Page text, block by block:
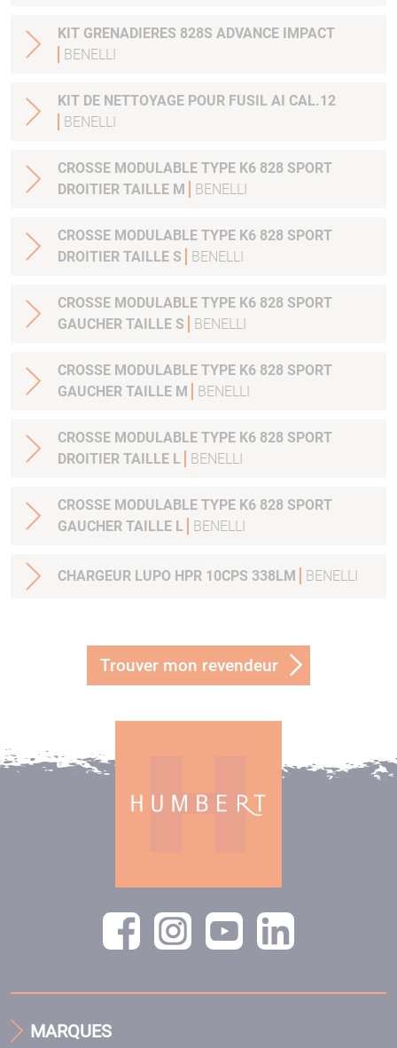
KIT GRENADIERES 828S ADVANCE IMPACT
BENELLI
KIT DE NETTOYAGE POUR FUSIL AI CAL.12
BENELLI
CROSSE MODULABLE TYPE K6 828 SPORT
DROITIER TAILLE M
BENELLI
CROSSE MODULABLE TYPE K6 828 SPORT
DROITIER TAILLE S
BENELLI
CROSSE MODULABLE TYPE K6 828 SPORT
GAUCHER TAILLE S
BENELLI
CROSSE MODULABLE TYPE K6 828 SPORT
GAUCHER TAILLE M
BENELLI
CROSSE MODULABLE TYPE K6 828 SPORT
DROITIER TAILLE L
BENELLI
CROSSE MODULABLE TYPE K6 828 SPORT
GAUCHER TAILLE L
BENELLI
CHARGEUR LUPO HPR 10CPS 338LM BENELLI
Trouver mon revendeur
MARQUES